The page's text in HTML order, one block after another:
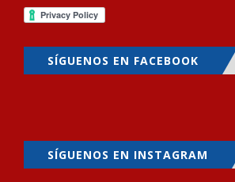
SÍGUENOS EN FACEBOOK
SÍGUENOS EN INSTAGRAM